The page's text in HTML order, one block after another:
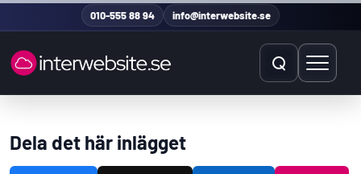
Hoppa till innehåll010-555 88 94 info@interwebsite.se
Öppna sökÖppna
Sök efter:
Dela det här inlägget